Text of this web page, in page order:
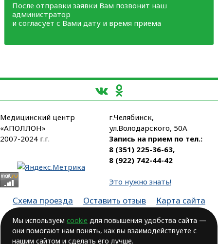
После отправки заявки Вам позвонит наш
администратор
и согласует с Вами дату и время приема
Медицинский центр
«АПОЛЛОН»
2007-2024 г.г.
г.Челябинск,
ул.Володарского, 50А
Запись на прием по тел.:
8 (351) 225-36-63,
8 (922) 742-44-42
Это нужно знать!
Схема проезда Оставить отзыв
Карта сайта
Лицензия № ЛО-74-01-003806, от 14.10.2016, выдана Министерством
здравоохранения Челябинской области
Мы используем cookie для повышения удобства сайта —
они помогают нам понять, как вы взаимодействуете с
нашим сайтом и сделать его лучше.